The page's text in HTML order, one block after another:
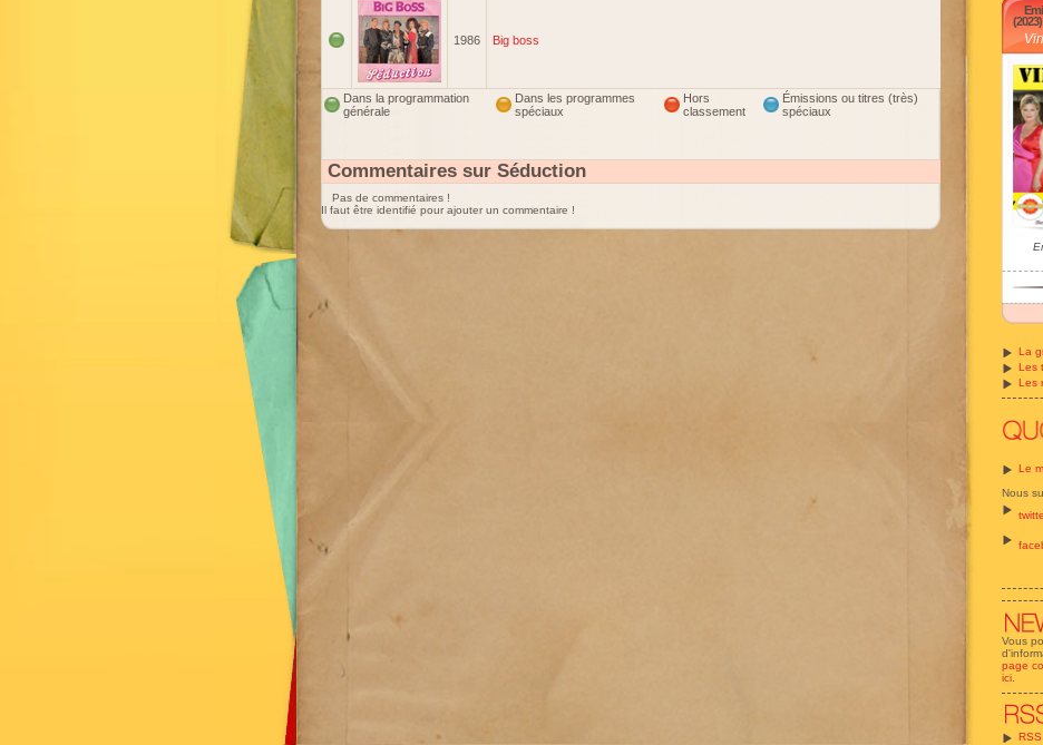
(2023)
La
Les
Les
Le
Nous
Vous
page
ici
1986 Big boss
Dans la programmation
générale
Dans les programmes
spéciaux
Hors
classement
Émissions ou titres (très)
spéciaux
Commentaires sur Séduction
Pas de commentaires !
Il faut être identifié pour ajouter un commentaire !